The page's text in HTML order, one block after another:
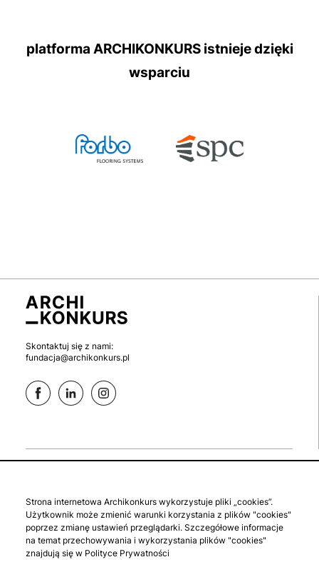
platforma ARCHIKONKURS istnieje dzięki
wsparciu
Skontaktuj się z nami:
fundacja@archikonkurs.pl
studenckie
archiwalne
o fundacji
zgłoś konkurs
polityka prywatności
regulamin
Strona internetowa Archikonkurs wykorzystuje pliki „cookies”.
Użytkownik może zmienić warunki korzystania z plików "cookies"
poprzez zmianę ustawień przeglądarki. Szczegółowe informacje
na temat przechowywania i wykorzystania plików "cookies"
znajdują się w Polityce Prywatności